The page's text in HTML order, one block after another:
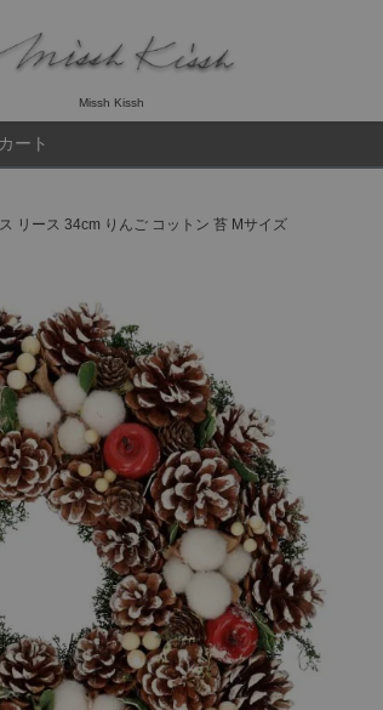
Missh Kissh
カート
リース 34cm りんご コットン 苔 Mサイズ